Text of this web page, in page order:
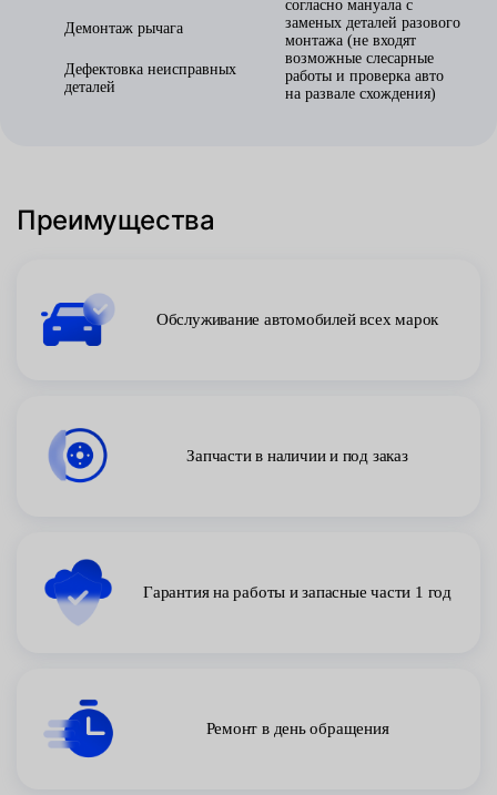
Демонтаж рычага
Дефектовка неисправных
деталей
согласно мануала с
заменых деталей разового
монтажа (не входят
возможные слесарные
работы и проверка авто
на развале схождения)
Преимущества
Обслуживание автомобилей всех марок
Запчасти в наличии и под заказ
Гарантия на работы и запасные части 1 год
Ремонт в день обращения